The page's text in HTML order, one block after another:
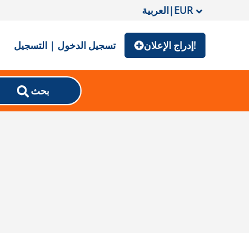
العربية|EUR
تسجيل الدخول | التسجيل إدراج الإعلان!
بحث